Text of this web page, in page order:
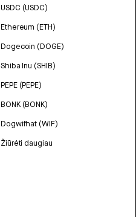
USDC (USDC)
Ethereum (ETH)
Dogecoin (DOGE)
Shiba Inu (SHIB)
PEPE (PEPE)
BONK (BONK)
Dogwifhat (WIF)
Žiūrėti daugiau